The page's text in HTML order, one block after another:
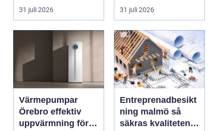
renovering. Färg, rost,
smu...
31 juli 2026
säljas billi...
31 juli 2026
Värmepumpar
Örebro effektiv
uppvärmning för
Entreprenadbesikt
ning malmö så
säkras kvaliteten i